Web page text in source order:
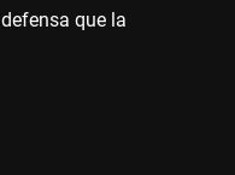
defensa que la